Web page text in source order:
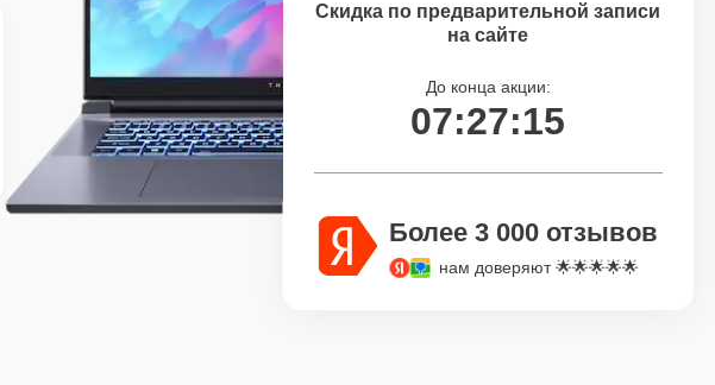
Скидка по предварительной записи
на сайте
До конца акции:
07:27:14
Более 3 000 отзывов
нам доверяют 🌟🌟🌟🌟🌟